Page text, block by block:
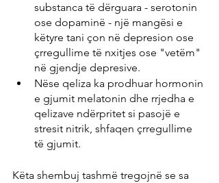
substanca të dërguara - serotonin
ose dopaminë - një mangësi e
këtyre tani çon në depresion ose
çrregullime të nxitjes ose "vetëm"
në gjendje depresive.
Nëse qeliza ka prodhuar hormonin
e gjumit melatonin dhe rrjedha e
qelizave ndërpritet si pasojë e
stresit nitrik, shfaqen çrregullime
të gjumit.
Këta shembuj tashmë tregojnë se sa